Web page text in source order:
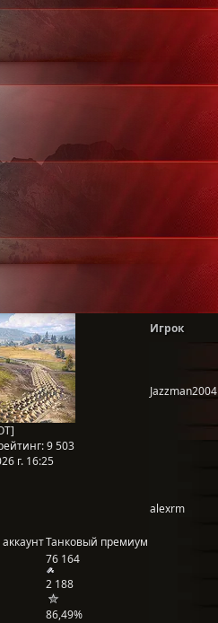
9 503
г. 16:25
Танковый премиум
76 164
2 188
86,49%
Игрок
Jazzman2004
alexrm